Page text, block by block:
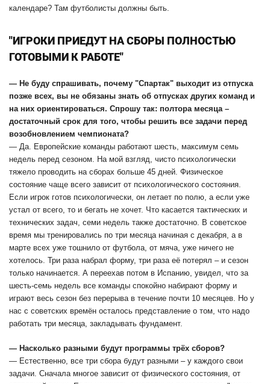
календаре? Там футболисты должны быть.
"ИГРОКИ ПРИЕДУТ НА СБОРЫ ПОЛНОСТЬЮ
ГОТОВЫМИ К РАБОТЕ"
— Не буду спрашивать, почему "Спартак" выходит из отпуска
позже всех, вы не обязаны знать об отпусках других команд и
на них ориентироваться. Спрошу так: полтора месяца –
достаточный срок для того, чтобы решить все задачи перед
возобновлением чемпионата?
— Да. Европейские команды работают шесть, максимум семь
недель перед сезоном. На мой взгляд, чисто психологически
тяжело проводить на сборах больше 45 дней. Физическое
состояние чаще всего зависит от психологического состояния.
Если игрок готов психологически, он летает по полю, а если уже
устал от всего, то и бегать не хочет. Что касается тактических и
технических задач, семи недель также достаточно. В советское
время мы тренировались по три месяца начиная с декабря, а в
марте всех уже тошнило от футбола, от мяча, уже ничего не
хотелось. Три раза набрал форму, три раза её потерял – и сезон
только начинается. А переехав потом в Испанию, увидел, что за
шесть-семь недель все команды спокойно набирают форму и
играют весь сезон без перерыва в течение почти 10 месяцев. Но у
нас с советских времён осталось представление о том, что надо
работать три месяца, закладывать фундамент.
— Насколько разными будут программы трёх сборов?
— Естественно, все три сбора будут разными – у каждого свои
задачи. Сначала многое зависит от физического состояния, от